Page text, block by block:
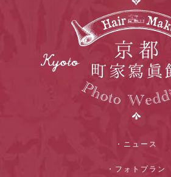
・ニュース
・フォトプラン